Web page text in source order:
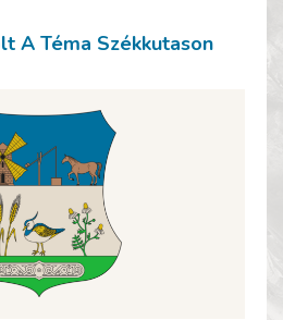
A Téma Székkutason